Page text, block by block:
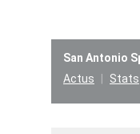
San Antonio
Actus
Stats